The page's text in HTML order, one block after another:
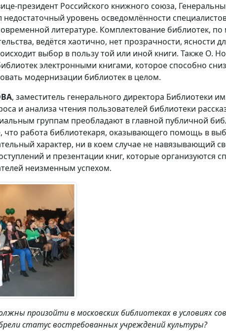
президент Российского книжного союза,
уровень осведомлённости
литературе. Комплектование библиотек,
ведётся хаотично, нет прозрачности, ясности
выбор в пользу той или иной книги. Также О.
электронными книгами, которое способно
модернизации библиотек в целом.
, заместитель генерального директора Библиотеки
и анализа чтения пользователей библиотеки
группам преобладают в главной публичной
что работа библиотекаря, оказывающего помощь в
характер, ни в коем случае не навязывающий
и презентации книг, которые организуются
неизменным успехом.
произойти в московских библиотеках в условиях
статус востребованных учреждений культуры?